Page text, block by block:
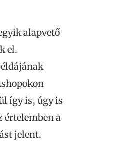
alapvető
el.
így is, úgy is
a
jelent.